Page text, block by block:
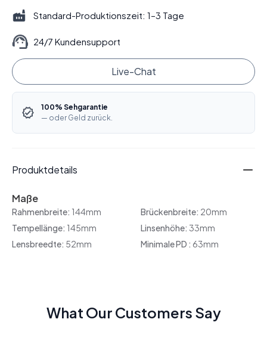
Standard-Produktionszeit: 1–3 Tage
24/7 Kundensupport
Live-Chat
100% Sehgarantie
— oder Geld zurück.
Produktdetails
Maße
Rahmenbreite: 144mm Brückenbreite: 20mm
Tempellänge: 145mm Linsenhöhe: 33mm
Lensbreedte: 52mm Minimale PD : 63mm
What Our Customers Say